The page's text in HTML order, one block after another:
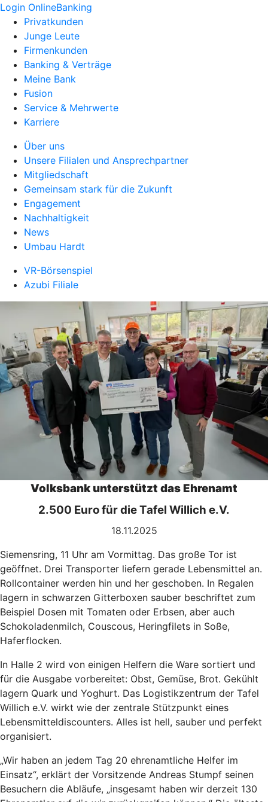
Login OnlineBanking
Privatkunden
Junge Leute
Firmenkunden
Banking & Verträge
Meine Bank
Fusion
Service & Mehrwerte
Karriere
Über uns
Unsere Filialen und Ansprechpartner
Mitgliedschaft
Gemeinsam stark für die Zukunft
Engagement
Nachhaltigkeit
News
Umbau Hardt
VR-Börsenspiel
Azubi Filiale
Volksbank unterstützt das Ehrenamt
2.500 Euro für die Tafel Willich e.V.
18.11.2025
Siemensring, 11 Uhr am Vormittag. Das große Tor ist
geöffnet. Drei Transporter liefern gerade Lebensmittel an.
Rollcontainer werden hin und her geschoben. In Regalen
lagern in schwarzen Gitterboxen sauber beschriftet zum
Beispiel Dosen mit Tomaten oder Erbsen, aber auch
Schokoladenmilch, Couscous, Heringfilets in Soße,
Haferflocken.
In Halle 2 wird von einigen Helfern die Ware sortiert und
für die Ausgabe vorbereitet: Obst, Gemüse, Brot. Gekühlt
lagern Quark und Yoghurt. Das Logistikzentrum der Tafel
Willich e.V. wirkt wie der zentrale Stützpunkt eines
Lebensmitteldiscounters. Alles ist hell, sauber und perfekt
organisiert.
„Wir haben an jedem Tag 20 ehrenamtliche Helfer im
Einsatz“, erklärt der Vorsitzende Andreas Stumpf seinen
Besuchern die Abläufe, „insgesamt haben wir derzeit 130